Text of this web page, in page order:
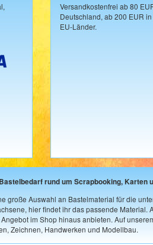
Versandkostenfrei ab 80
Deutschland, ab 200 EUR
EU-Länder.
rund um Scrapbooking, Karten
große Auswahl an Bastelmaterial für die
hier findet ihr das passende
im Shop hinaus anbieten. Auf
Zeichnen, Handwerken und Modellbau.